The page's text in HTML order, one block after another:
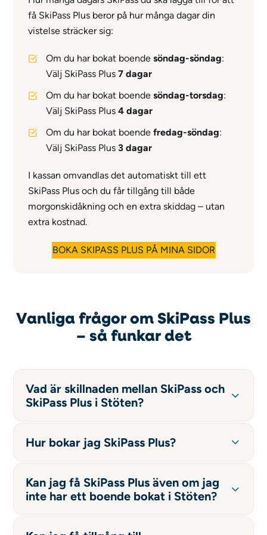
få SkiPass Plus beror på hur många dagar din
vistelse sträcker sig:
Om du har bokat boendesöndag-söndag:
Välj SkiPass Plus7 dagar
Om du har bokat boendesöndag-torsdag:
Välj SkiPass Plus4 dagar
Om du har bokat boendefredag-söndag:
Välj SkiPass Plus3 dagar
I kassan omvandlas det automatiskt till ett
SkiPass Plus och du får tillgång till både
morgonskidåkning och en extra skiddag – utan
extra kostnad.
BOKA SKIPASS PLUS PÅ MINA SIDOR
Vanliga frågor om SkiPass Plus
– så funkar det
Vad är skillnaden mellan SkiPass och
SkiPass Plus i Stöten?
Hur bokar jag SkiPass Plus?
Kan jag få SkiPass Plus även om jag
inte har ett boende bokat i Stöten?